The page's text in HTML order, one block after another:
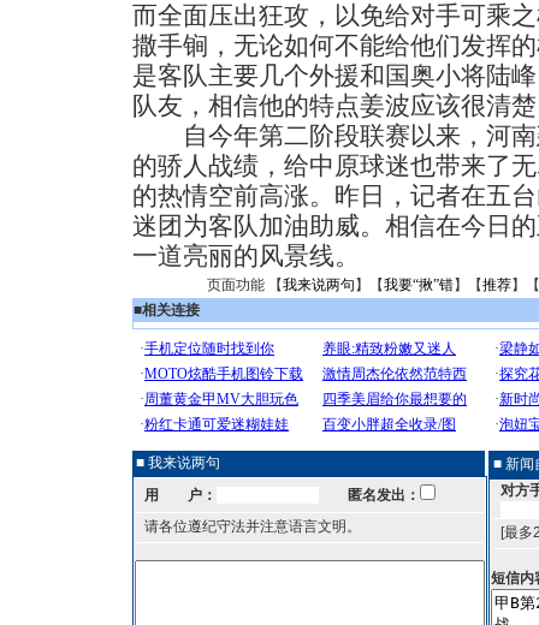
而全面压出狂攻，以免给对手可乘
撒手锏，无论如何不能给他们发挥
是客队主要几个外援和国奥小将陆
队友，相信他的特点姜波应该很清
自今年第二阶段联赛以来，河南
的骄人战绩，给中原球迷也带来了
的热情空前高涨。昨日，记者在五
迷团为客队加油助威。相信在今日
一道亮丽的风景线。
页面功能 【我来说两句 】【我要“揪”错】【推荐】
■相关连接
■ 我来说两句
用 户：
匿名发出：
请各位遵纪守法并注意语言文明。
■ 新闻
对方
[最多
短信内